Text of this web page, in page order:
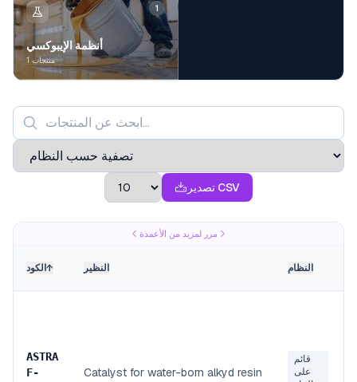
1
أنظمة الإيبوكسي
1 منتجات
تصدير CSV
مرر لمزيد من الأعمدة
الكود↑ النظير النظام
ASTRA
F-
Catalyst for water-born alkyd resin
قائم
على